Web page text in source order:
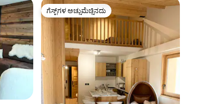
ಗೆಸ್ಟ್‌ಗಳ ಅಚ್ಚುಮೆಚ್ಚಿನದು
ಗೆಸ್ಟ್‌ಗಳ ಅಚ್ಚುಮೆಚ್ಚಿನದು